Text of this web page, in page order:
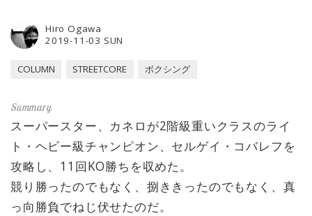
2019-11-03 SUN
Hiro Ogawa
COLUMN STREETCORE ボクシング
スーパースター、カネロが2階級重いクラスのライ
ト・ヘビー級チャンピオン、セルゲイ・コバレフを
攻略し、11回KO勝ちを収めた。
競り勝ったのでもなく、捌ききったのでもなく、真
っ向勝負でねじ伏せたのだ。